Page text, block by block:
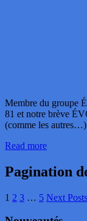
Membre du groupe
81 et notre brève
(comme les
Read more
Pagination
1 2 3 … 5 Next Posts